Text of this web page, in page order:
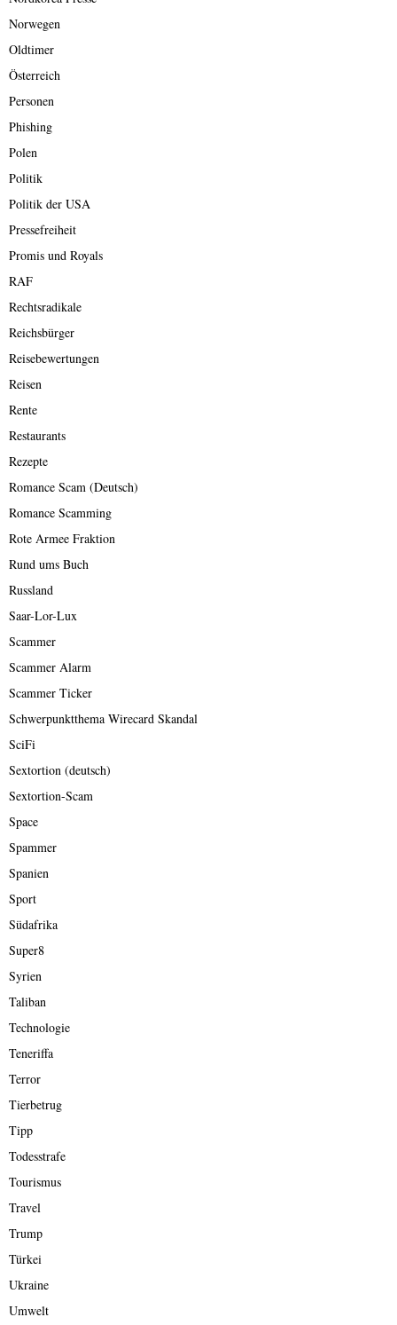
Norwegen
Oldtimer
Österreich
Personen
Phishing
Polen
Politik
Politik der USA
Pressefreiheit
Promis und Royals
RAF
Rechtsradikale
Reichsbürger
Reisebewertungen
Reisen
Rente
Restaurants
Rezepte
Romance Scam (Deutsch)
Romance Scamming
Rote Armee Fraktion
Rund ums Buch
Russland
Saar-Lor-Lux
Scammer
Scammer Alarm
Scammer Ticker
Schwerpunktthema Wirecard Skandal
SciFi
Sextortion (deutsch)
Sextortion-Scam
Space
Spammer
Spanien
Sport
Südafrika
Super8
Syrien
Taliban
Technologie
Teneriffa
Terror
Tierbetrug
Tipp
Todesstrafe
Tourismus
Travel
Trump
Türkei
Ukraine
Umwelt